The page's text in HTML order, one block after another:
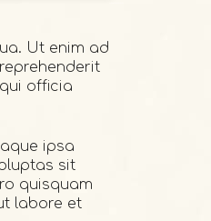
Ut enim ad
officia
ipsa
sit
quisquam
labore et